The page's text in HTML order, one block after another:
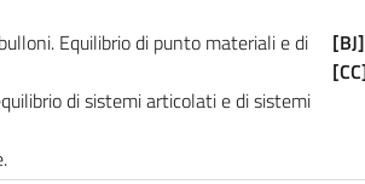
Equilibrio di punto materiali e di
di sistemi articolati e di sistemi